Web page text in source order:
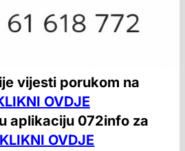
vijesti porukom na
OVDJE
aplikaciju 072info za
KLIKNI OVDJE